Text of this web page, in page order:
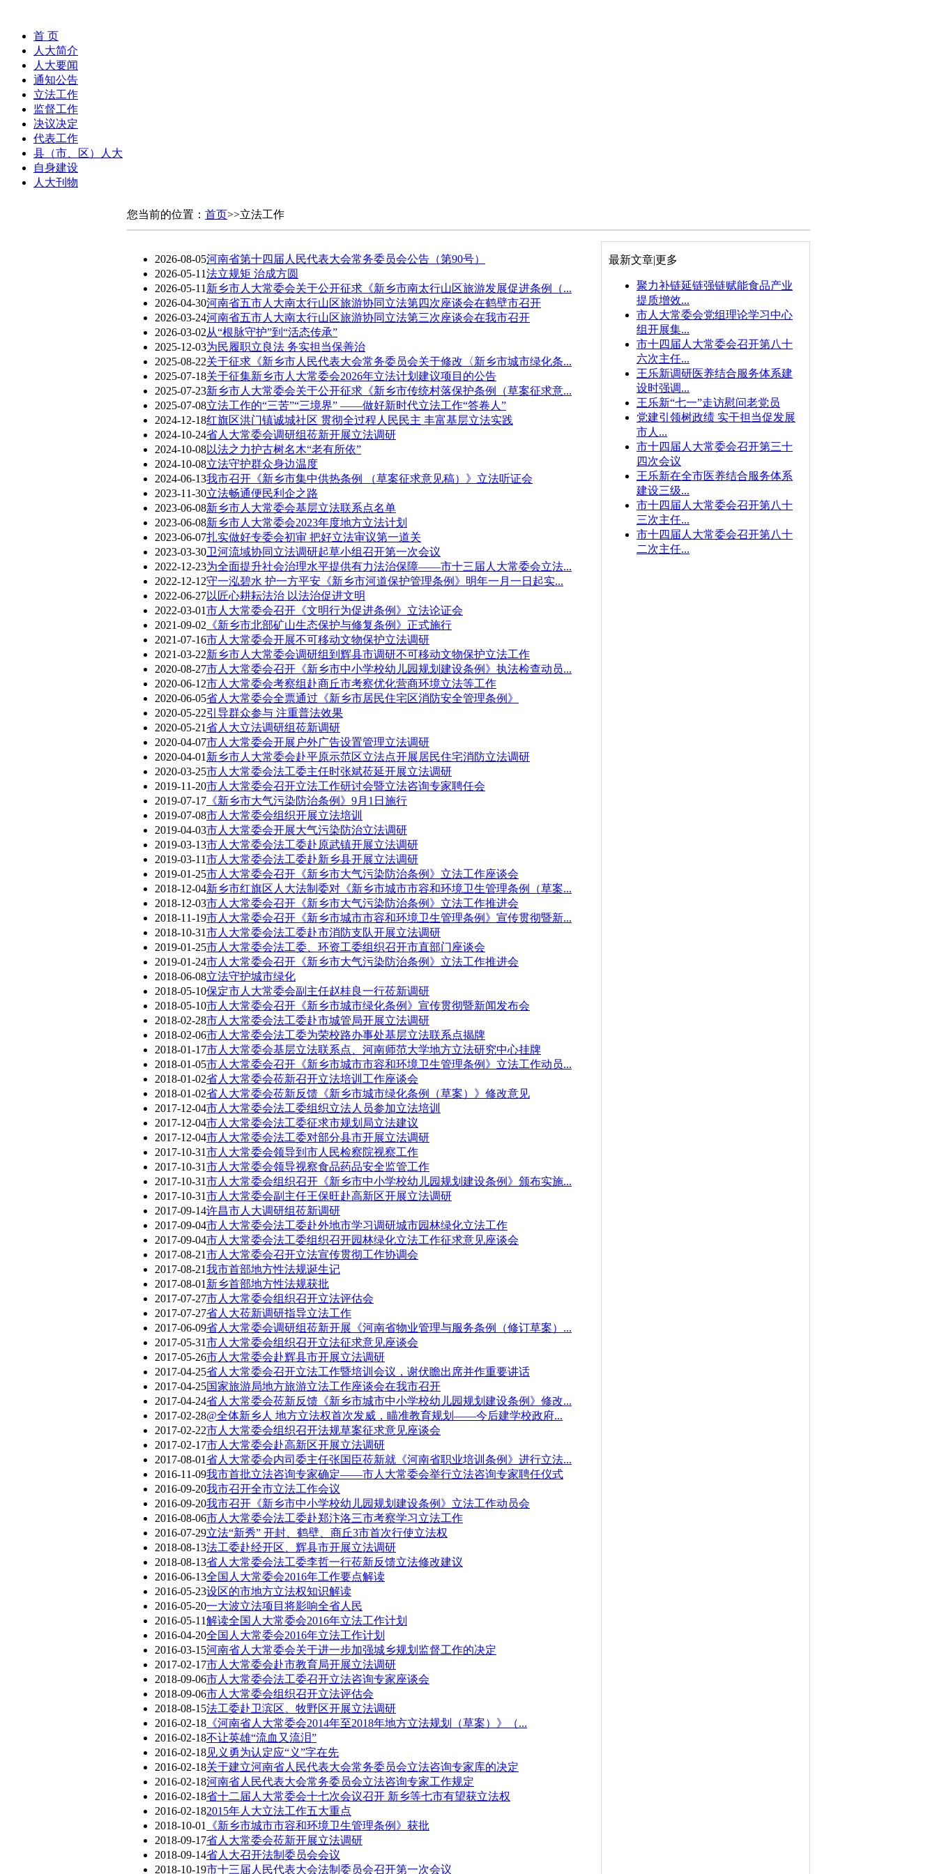
首 页
人大简介
人大要闻
通知公告
立法工作
监督工作
决议决定
代表工作
县（市、区）人大
自身建设
人大刊物
您当前的位置： 首页>>立法工作
2026-08-05河南省第十四届人民代表大会常务委员会公告（第90号）
2026-05-11法立规矩 治成方圆
2026-05-11 新乡市人大常委会关于公开征求《新乡市南太行山区旅游发展促进条例（...
2026-04-30河南省五市人大南太行山区旅游协同立法第四次座谈会在鹤壁市召开
2026-03-24河南省五市人大南太行山区旅游协同立法第三次座谈会在我市召开
2026-03-02从“根脉守护”到“活态传承”
2025-12-03为民履职立良法 务实担当保善治
2025-08-22关于征求《新乡市人民代表大会常务委员会关于修改〈新乡市城市绿化条...
2025-07-18关于征集新乡市人大常委会2026年立法计划建议项目的公告
2025-07-23新乡市人大常委会关于公开征求《新乡市传统村落保护条例（草案征求意...
2025-07-08立法工作的“三苦”“三境界” ——做好新时代立法工作“答卷人”
2024-12-18红旗区洪门镇诚城社区 贯彻全过程人民民主 丰富基层立法实践
2024-10-24省人大常委会调研组莅新开展立法调研
2024-10-08以法之力护古树名木“老有所依”
2024-10-08立法守护群众身边温度
2024-06-13我市召开《新乡市集中供热条例 （草案征求意见稿）》立法听证会
2023-11-30立法畅通便民利企之路
2023-06-08新乡市人大常委会基层立法联系点名单
2023-06-08新乡市人大常委会2023年度地方立法计划
2023-06-07扎实做好专委会初审 把好立法审议第一道关
2023-03-30卫河流域协同立法调研起草小组召开第一次会议
2022-12-23为全面提升社会治理水平提供有力法治保障——市十三届人大常委会立法...
2022-12-12守一泓碧水 护一方平安《新乡市河道保护管理条例》明年一月一日起实...
2022-06-27以匠心耕耘法治 以法治促进文明
2022-03-01市人大常委会召开《文明行为促进条例》立法论证会
2021-09-02 《新乡市北部矿山生态保护与修复条例》正式施行
2021-07-16市人大常委会开展不可移动文物保护立法调研
2021-03-22新乡市人大常委会调研组到辉县市调研不可移动文物保护立法工作
2020-08-27市人大常委会召开《新乡市中小学校幼儿园规划建设条例》执法检查动员...
2020-06-12市人大常委会考察组赴商丘市考察优化营商环境立法等工作
2020-06-05省人大常委会全票通过《新乡市居民住宅区消防安全管理条例》
2020-05-22引导群众参与 注重普法效果
2020-05-21省人大立法调研组莅新调研
2020-04-07市人大常委会开展户外广告设置管理立法调研
2020-04-01 新乡市人大常委会赴平原示范区立法点开展居民住宅消防立法调研
2020-03-25市人大常委会法工委主任时张斌莅延开展立法调研
2019-11-20市人大常委会召开立法工作研讨会暨立法咨询专家聘任会
2019-07-17 《新乡市大气污染防治条例》9月1日施行
2019-07-08市人大常委会组织开展立法培训
2019-04-03市人大常委会开展大气污染防治立法调研
2019-03-13市人大常委会法工委赴原武镇开展立法调研
2019-03-11市人大常委会法工委赴新乡县开展立法调研
2019-01-25市人大常委会召开《新乡市大气污染防治条例》立法工作座谈会
2018-12-04新乡市红旗区人大法制委对《新乡市城市市容和环境卫生管理条例（草案...
2018-12-03市人大常委会召开《新乡市大气污染防治条例》立法工作推进会
2018-11-19市人大常委会召开《新乡市城市市容和环境卫生管理条例》宣传贯彻暨新...
2018-10-31市人大常委会法工委赴市消防支队开展立法调研
2019-01-25市人大常委会法工委、环资工委组织召开市直部门座谈会
2019-01-24市人大常委会召开《新乡市大气污染防治条例》立法工作推进会
2018-06-08立法守护城市绿化
2018-05-10保定市人大常委会副主任赵桂良一行莅新调研
2018-05-10市人大常委会召开《新乡市城市绿化条例》宣传贯彻暨新闻发布会
2018-02-28市人大常委会法工委赴市城管局开展立法调研
2018-02-06市人大常委会法工委为荣校路办事处基层立法联系点揭牌
2018-01-17市人大常委会基层立法联系点、河南师范大学地方立法研究中心挂牌
2018-01-05市人大常委会召开《新乡市城市市容和环境卫生管理条例》立法工作动员...
2018-01-02省人大常委会莅新召开立法培训工作座谈会
2018-01-02省人大常委会莅新反馈《新乡市城市绿化条例（草案）》修改意见
2017-12-04市人大常委会法工委组织立法人员参加立法培训
2017-12-04市人大常委会法工委征求市规划局立法建议
2017-12-04市人大常委会法工委对部分县市开展立法调研
2017-10-31市人大常委会领导到市人民检察院视察工作
2017-10-31市人大常委会领导视察食品药品安全监管工作
2017-10-31市人大常委会组织召开《新乡市中小学校幼儿园规划建设条例》颁布实施...
2017-10-31市人大常委会副主任王保旺赴高新区开展立法调研
2017-09-14许昌市人大调研组莅新调研
2017-09-04市人大常委会法工委赴外地市学习调研城市园林绿化立法工作
2017-09-04市人大常委会法工委组织召开园林绿化立法工作征求意见座谈会
2017-08-21市人大常委会召开立法宣传贯彻工作协调会
2017-08-21我市首部地方性法规诞生记
2017-08-01 新乡首部地方性法规获批
2017-07-27市人大常委会组织召开立法评估会
2017-07-27省人大莅新调研指导立法工作
2017-06-09省人大常委会调研组莅新开展《河南省物业管理与服务条例（修订草案）...
2017-05-31市人大常委会组织召开立法征求意见座谈会
2017-05-26市人大常委会赴辉县市开展立法调研
2017-04-25省人大常委会召开立法工作暨培训会议，谢伏瞻出席并作重要讲话
2017-04-25国家旅游局地方旅游立法工作座谈会在我市召开
2017-04-24省人大常委会莅新反馈《新乡市城市中小学校幼儿园规划建设条例》修改...
2017-02-28@全体新乡人 地方立法权首次发威，瞄准教育规划——今后建学校政府...
2017-02-22市人大常委会组织召开法规草案征求意见座谈会
2017-02-17市人大常委会赴高新区开展立法调研
2017-08-01省人大常委会内司委主任张国臣莅新就《河南省职业培训条例》进行立法...
2016-11-09我市首批立法咨询专家确定——市人大常委会举行立法咨询专家聘任仪式
2016-09-20我市召开全市立法工作会议
2016-09-20我市召开《新乡市中小学校幼儿园规划建设条例》立法工作动员会
2016-08-06市人大常委会法工委赴郑汴洛三市考察学习立法工作
2016-07-29立法“新秀” 开封、鹤壁、商丘3市首次行使立法权
2018-08-13法工委赴经开区、辉县市开展立法调研
2018-08-13省人大常委会法工委李哲一行莅新反馈立法修改建议
2016-06-13全国人大常委会2016年工作要点解读
2016-05-23设区的市地方立法权知识解读
2016-05-20一大波立法项目将影响全省人民
2016-05-11解读全国人大常委会2016年立法工作计划
2016-04-20全国人大常委会2016年立法工作计划
2016-03-15河南省人大常委会关于进一步加强城乡规划监督工作的决定
2017-02-17市人大常委会赴市教育局开展立法调研
2018-09-06市人大常委会法工委召开立法咨询专家座谈会
2018-09-06市人大常委会组织召开立法评估会
2018-08-15法工委赴卫滨区、牧野区开展立法调研
2016-02-18 《河南省人大常委会2014年至2018年地方立法规划（草案）》（...
2016-02-18不让英雄“流血又流泪”
2016-02-18见义勇为认定应“义”字在先
2016-02-18关于建立河南省人民代表大会常务委员会立法咨询专家库的决定
2016-02-18河南省人民代表大会常务委员会立法咨询专家工作规定
2016-02-18省十二届人大常委会十七次会议召开 新乡等七市有望获立法权
2016-02-182015年人大立法工作五大重点
2018-10-01
《新乡市城市市容和环境卫生管理条例》获批
2018-09-17省人大常委会莅新开展立法调研
2018-09-14省人大召开法制委员会会议
2018-10-19市十三届人民代表大会法制委员会召开第一次会议
最新文章|更多
聚力补链延链强链赋能食品产业
提质增效...
市人大常委会党组理论学习中心
组开展集...
市十四届人大常委会召开第八十
六次主任...
王乐新调研医养结合服务体系建
设时强调...
王乐新“七一”走访慰问老党员
党建引领树政绩 实干担当促发展
市人...
市十四届人大常委会召开第三十
四次会议
王乐新在全市医养结合服务体系
建设三级...
市十四届人大常委会召开第八十
三次主任...
市十四届人大常委会召开第八十
二次主任...